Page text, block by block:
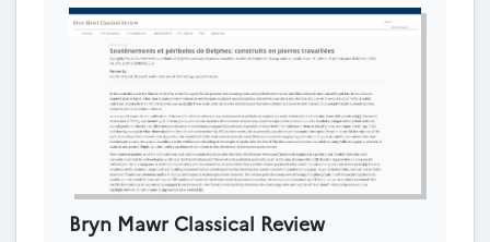
Bryn Mawr Classical Review